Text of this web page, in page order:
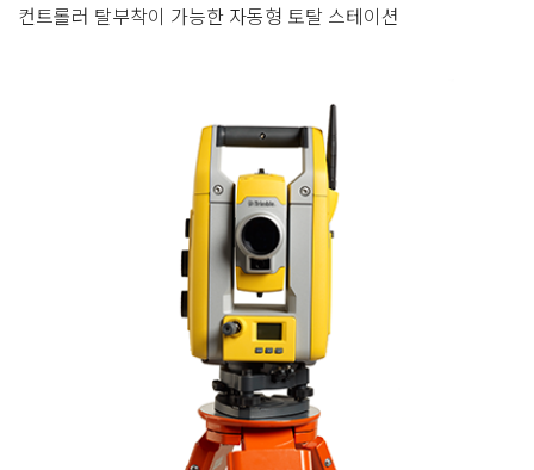
컨트롤러 탈부착이 가능한 자동형 토탈 스테이션